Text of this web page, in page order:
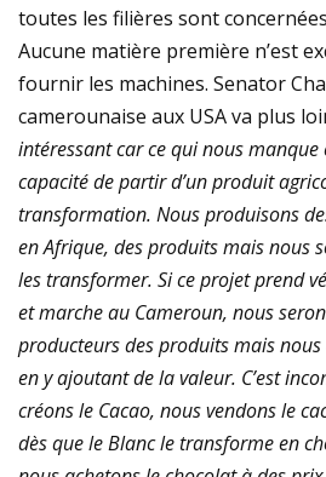
toutes les filières sont
Aucune matière première n’est
fournir les machines. Senator
camerounaise aux USA va plus
intéressant car ce qui nous manque
capacité de partir d’un produit
transformation. Nous produisons
en Afrique, des produits mais nous
les transformer. Si ce projet prend
et marche au Cameroun, nous
producteurs des produits mais
en y ajoutant de la valeur. C’est
créons le Cacao, nous vendons le
dès que le Blanc le transforme en